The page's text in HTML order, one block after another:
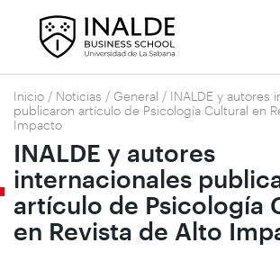
Inicio / Noticias / General / INALDE y autores
publicaron artículo de Psicología Cultural en
Impacto
INALDE y autores
internacionales
artículo de Psicología
en Revista de Alto